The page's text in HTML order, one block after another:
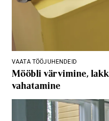
VAATA TÖÖJUHENDEID
Mööbli värvimine,
vahatamine